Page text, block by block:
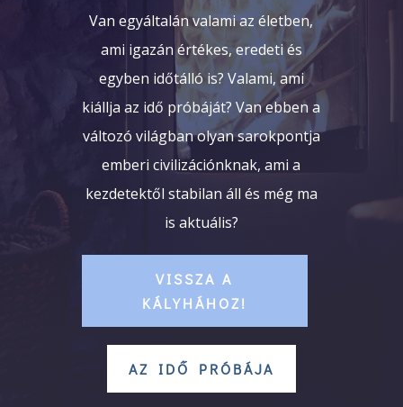
Van egyáltalán valami az életben,
ami igazán értékes, eredeti és
egyben időtálló is? Valami, ami
kiállja az idő próbáját? Van ebben a
változó világban olyan sarokpontja
emberi civilizációnknak, ami a
kezdetektől stabilan áll és még ma
is aktuális?
VISSZA A
KÁLYHÁHOZ!
AZ IDŐ PRÓBÁJA